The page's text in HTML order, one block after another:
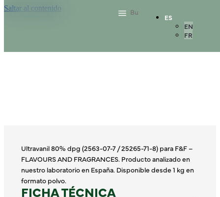
Saltar al contenido
ES
EN
FR
Ultravanil 80% dpg (2563-07-7 / 25265-71-8) para F&F –
FLAVOURS AND FRAGRANCES. Producto analizado en
nuestro laboratorio en España. Disponible desde 1 kg en
formato polvo.
FICHA TÉCNICA